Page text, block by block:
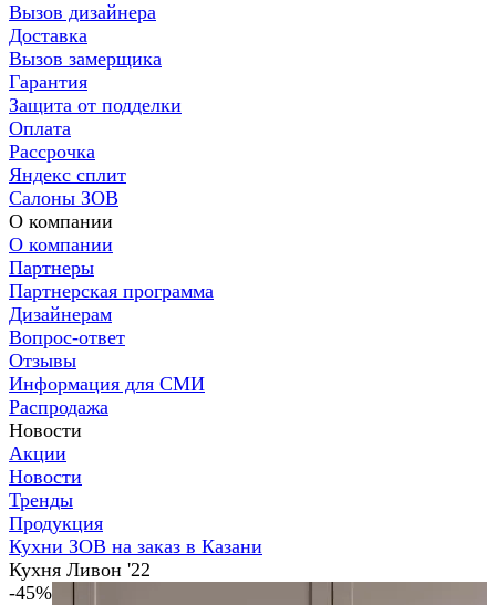
Вызов дизайнера
Доставка
Вызов замерщика
Гарантия
Защита от подделки
Оплата
Рассрочка
Яндекс сплит
Салоны ЗОВ
О компании
О компании
Партнеры
Партнерская программа
Дизайнерам
Вопрос-ответ
Отзывы
Информация для СМИ
Распродажа
Новости
Акции
Новости
Тренды
Продукция
Кухни ЗОВ на заказ в Казани
Кухня Ливон '22
-45%